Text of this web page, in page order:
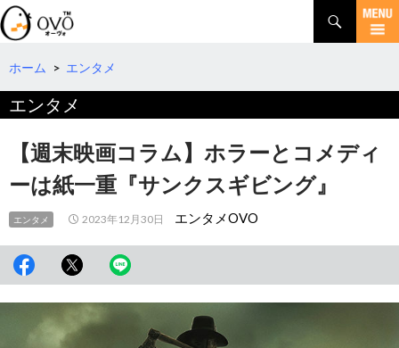
検
索
コ
テ
へ
ホーム > エンタメ
エンタメ
【週末映画コラム】ホラーとコメディ
ーは紙一重『サンクスギビング』
エンタメ 2023年12月30日 エンタメOVO